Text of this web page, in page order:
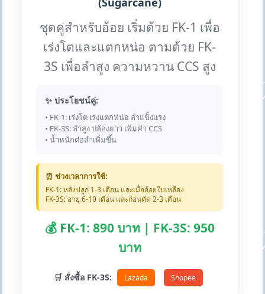
ชุดคู่สำหรับอ้อย เริ่มด้วย FK-1 เพื่อ
เร่งโตและแตกหน่อ ตามด้วย FK-
3S เพื่อลำสูง ความหวาน CCS สูง
✨ ประโยชน์คู่:
• FK-1: เร่งโต เร่งแตกหน่อ ลำแข็งแรง
• FK-3S: ลำสูง ปล้องยาว เพิ่มค่า CCS
• น้ำหนักต่อลำเพิ่มขึ้น
⏰ ช่วงเวลาการใช้:
FK-1: หลังปลูก 1-3 เดือน และเมื่ออ้อยใบเหลือง
FK-3S: อายุ 6-10 เดือน และก่อนตัด 2-3 เดือน
💰 FK-1: 890 บาท | FK-3S: 950
บาท
🛒 สั่งซื้อ FK-3S: Lazada Shopee